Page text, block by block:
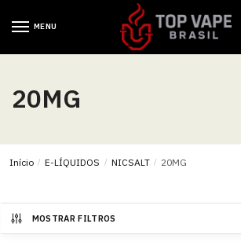
MENU
20MG
Início / E-LÍQUIDOS / NICSALT / 20MG
MOSTRAR FILTROS